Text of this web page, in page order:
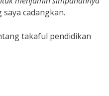
cadangkan.
takaful pendidikan